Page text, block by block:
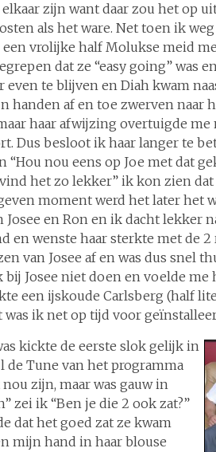
zijn want daar zou het op
als het ware. Net toen ik
een vrolijke half Molukse meid
dat ze “easy going” was
te blijven en Diah kwam
af en toe zwerven naar
haar afwijzing overtuigde me
Dus besloot ik haar langer te
“Hou nou eens op Joe met dat
het zo lekker” ik kon zien
moment werd het later het
en Ron en ik dacht lekker
en wenste haar sterkte met de
van Josee af en was dus snel
Josee niet doen en voelde me
een ijskoude Carlsberg (half
ik net op tijd voor
kickte de eerste slok gelijk in
de Tune van het programma
zijn, maar was gauw in
zei ik “Ben je die 2 ook zat?”
dat het goed zat ze kwam
mijn hand in haar blouse